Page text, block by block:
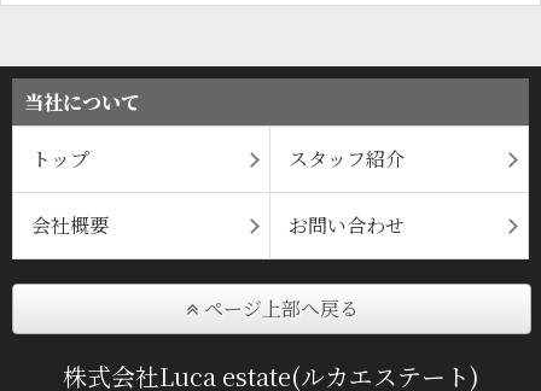
当社について
トップ スタッフ紹介
会社概要 お問い合わせ
ページ上部へ戻る
株式会社Luca estate(ルカエステート)